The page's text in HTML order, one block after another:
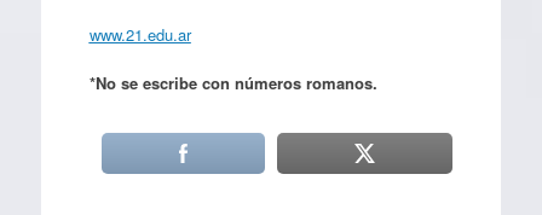
www.21.edu.ar
*No se escribe con números romanos.